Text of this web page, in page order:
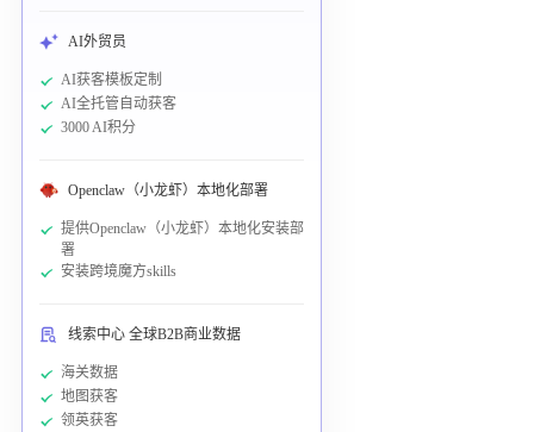
AI外贸员
AI获客模板定制
AI全托管自动获客
3000 AI积分
Openclaw（小龙虾）本地化部署
提供Openclaw（小龙虾）本地化安装部
署
安装跨境魔方skills
线索中心 全球B2B商业数据
海关数据
地图获客
领英获客